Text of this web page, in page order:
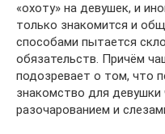
«охоту» на девушек, и
только знакомится и
способами пытается
обязательств. Причём
подозревает о том, что
знакомство для девушки
разочарованием и